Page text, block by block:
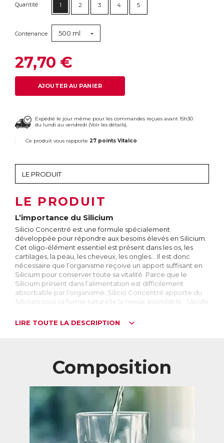
Quantité 1 2 3 4 5
Contenance 500 ml
27,70 €
AJOUTER AU PANIER
Expédié le jour même pour les commandes reçues avant 15h30
du lundi au vendredi (Voir les détails).
Ce produit vous rapporte 27 points Vitalco
LE PRODUIT
L’importance du Silicium
Silicio Concentré est une formule spécialement
développée pour répondre aux besoins élevés en Silicium.
Cet oligo-élément essentiel est présent dans les os, les
cartilages, la peau, les cheveux, les ongles… Il est donc
nécessaire que l’organisme reçoive un apport suffisant en
Silicium pour conserver toute sa vitalité. Parce que le
Silicium présent dans l’alimentation est difficilement
absorbable par l’organisme, Silicio Concentré apporte du
Silicium sous sa forme naturelle la mieux assimilable : l’Acide
Le Silicium : quelle forme choisir ?
Le Silicium est l’élément le plus abondant de la croûte
terrestre après l’oxygène. Il n’existe pas dans la nature en
tant que corps pur, mais est toujours associé à d’autres
éléments. On le trouve majoritairement sous forme de
silice, dans le sable ou le quartz par exemple.
Le corps humain contient environ 1000 mg de Silicium,
principalement dans les os, les cartilages et les tendons
LIRE TOUTE LA DESCRIPTION
Composition